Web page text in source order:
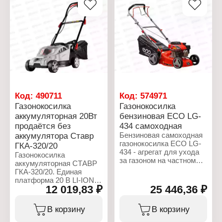
УЗО на кабеле: нет
Дополнительные
угольные щётки в
комплект: есть
Степень защиты: IP20
Класс защиты от
поражения
электрическим:
давления (шума): 85,1
дБ
Габаритные размеры
электропривода:
325х85х160 мм
Серия: "Home Master"
Воздуходувка
Модель: ВС-1
Питание: от сети
Мощность: 1 кВт
Функции: обдув,
всасывание
Максимальный объем
Габаритные размеры:
40х20х20 мм
Код: 490711
Газонокосилка
аккумуляторная 20Вт
продаётся без
аккумулятора Ставр
ГКА-320/20
Газонокосилка
аккумуляторная СТАВР
ГКА-320/20. Единая
платформа 20 В LI-ION
позволяет использовать
один аккумулятор с
разным
электроинструментом и
12 019,83 ₽
В корзину
Код:574971
Газонокосилка
бензиновая ECO LG-
434 самоходная
Бензиновая самоходная
газонокосилка ECO LG-
434 - агрегат для ухода
за газоном на частном
мульчирования, которая
позволяет мелко
измельчать скошенную
траву и использовать её
25 446,36 ₽
В корзину